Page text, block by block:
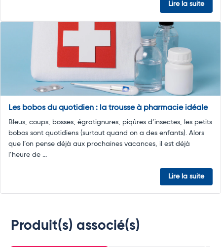
Lire la suite
Les bobos du quotidien : la trousse à pharmacie idéale
Bleus, coups, bosses, égratignures, piqûres d’insectes, les petits
bobos sont quotidiens (surtout quand on a des enfants). Alors
que l’on pense déjà aux prochaines vacances, il est déjà
l’heure de ...
Lire la suite
Produit(s) associé(s)